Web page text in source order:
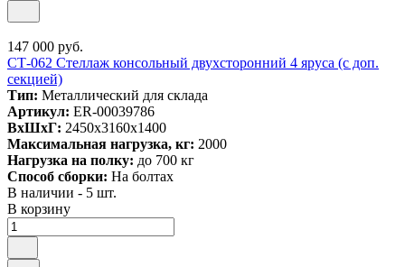
147 000 руб.
СТ-062 Стеллаж консольный двухсторонний 4 яруса (с доп.
секцией)
Тип: Металлический для склада
Артикул: ER-00039786
ВxШxГ: 2450x3160x1400
Максимальная нагрузка, кг: 2000
Нагрузка на полку: до 700 кг
Способ сборки: На болтах
В наличии - 5 шт.
В корзину